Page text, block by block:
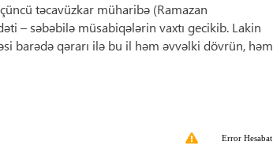
təcavüzkar müharibə (Ramazan
– səbəbilə müsabiqələrin vaxtı gecikib. Lakin
barədə qərarı ilə bu il həm əvvəlki dövrün, həm
Error Hesabat